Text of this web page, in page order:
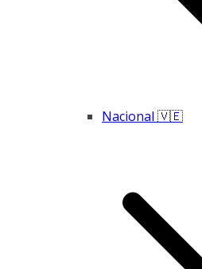
Nacional 🇻🇪